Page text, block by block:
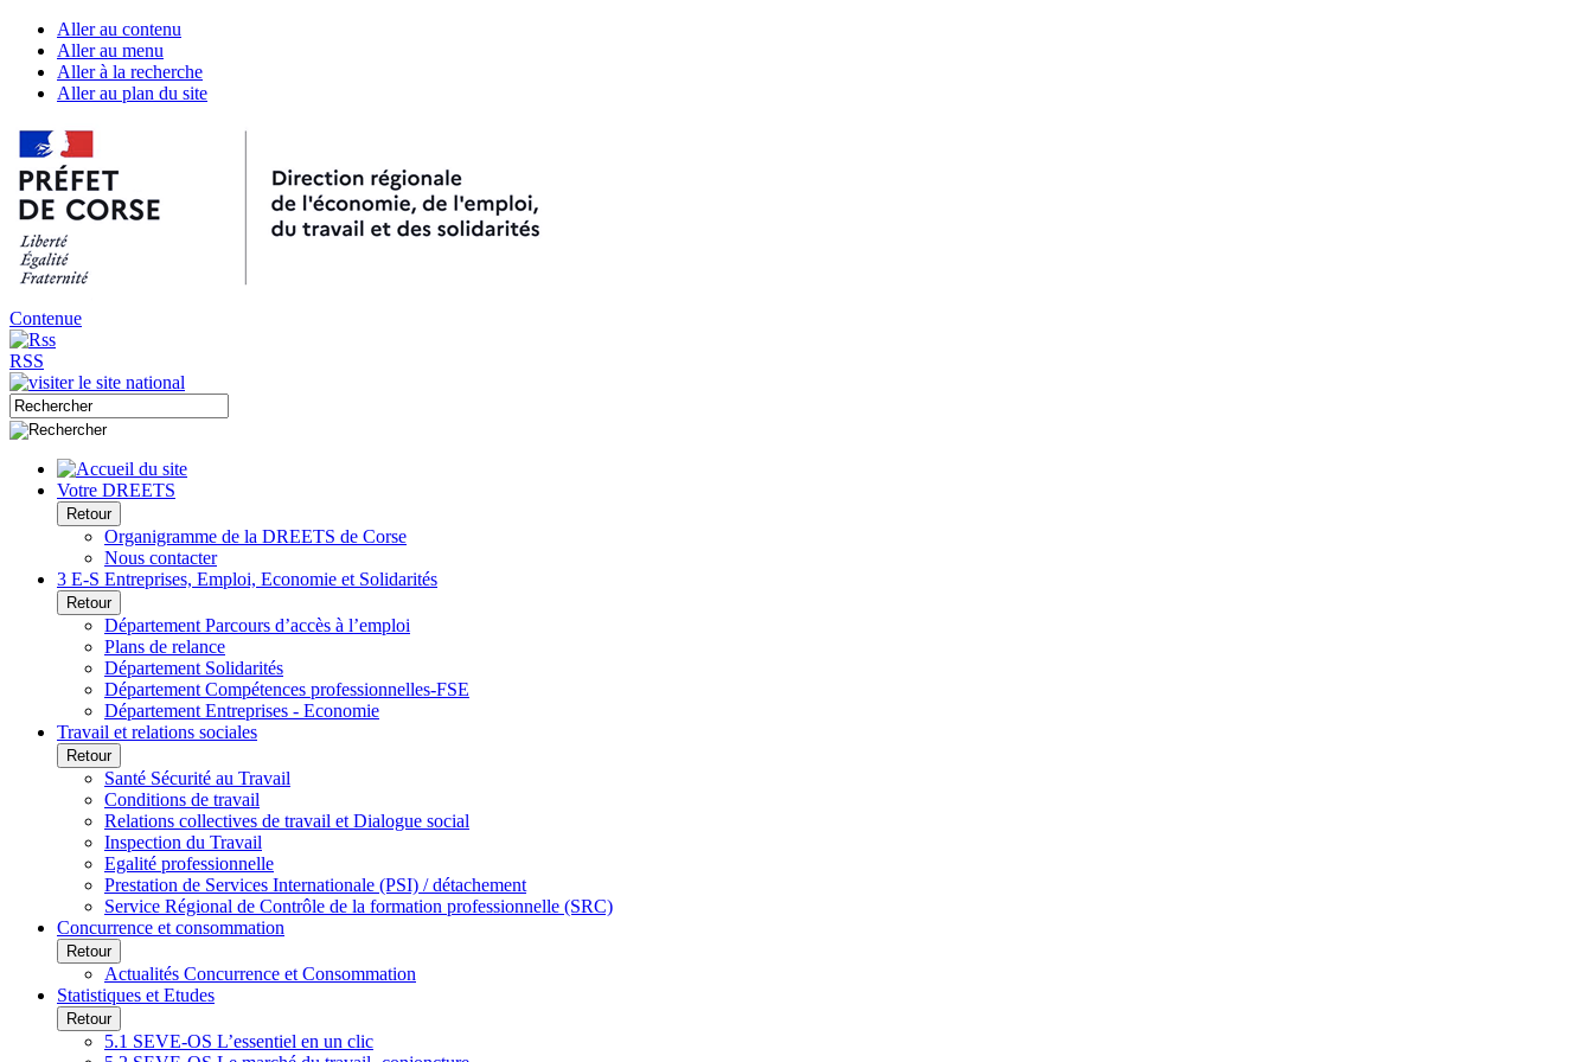
Aller au contenu
Aller au menu
Aller à la recherche
Aller au plan du site
Contenue
RSS
Votre DREETS
Retour
Organigramme de la DREETS de Corse
Nous contacter
3 E-S Entreprises, Emploi, Economie et Solidarités
Retour
Département Parcours d’accès à l’emploi
Plans de relance
Département Solidarités
Département Compétences professionnelles-FSE
Département Entreprises - Economie
Travail et relations sociales
Retour
Santé Sécurité au Travail
Conditions de travail
Relations collectives de travail et Dialogue social
Inspection du Travail
Egalité professionnelle
Prestation de Services Internationale (PSI) / détachement
Service Régional de Contrôle de la formation professionnelle (SRC)
Concurrence et consommation
Retour
Actualités Concurrence et Consommation
Statistiques et Etudes
Retour
5.1 SEVE-OS L’essentiel en un clic